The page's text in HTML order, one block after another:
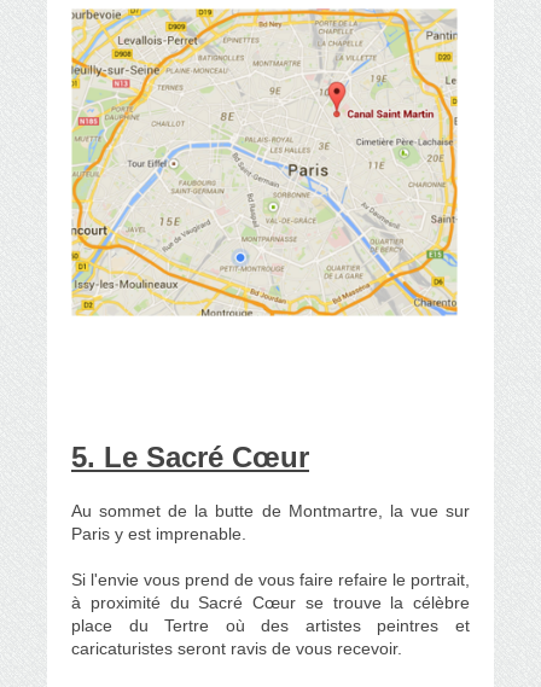
5. Le Sacré Cœur
Au sommet de la butte de Montmartre, la vue sur
Paris y est imprenable.
Si l'envie vous prend de vous faire refaire le portrait,
à proximité du Sacré Cœur se trouve la célèbre
place du Tertre oùdes artistes peintres et
caricaturistes seront ravis de vous recevoir.